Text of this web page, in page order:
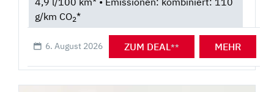
g/km CO2*
6. August 2026 ZUM DEAL ** MEHR